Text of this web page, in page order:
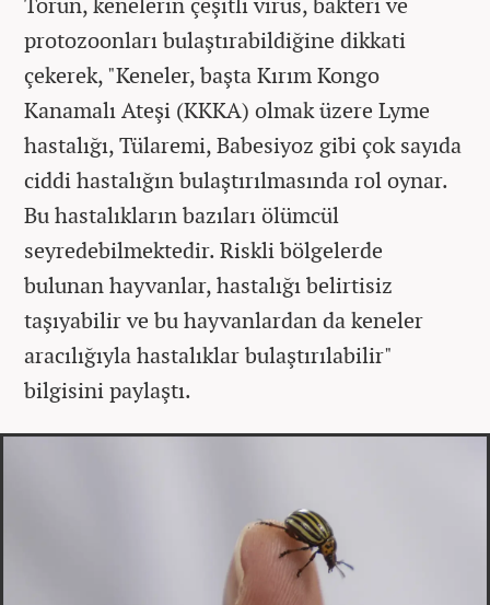
protozoonları bulaştırabildiğine dikkati
çekerek, "Keneler, başta Kırım Kongo
Kanamalı Ateşi (KKKA) olmak üzere Lyme
hastalığı, Tülaremi, Babesiyoz gibi çok sayıda
ciddi hastalığın bulaştırılmasında rol oynar.
Bu hastalıkların bazıları ölümcül
seyredebilmektedir. Riskli bölgelerde
bulunan hayvanlar, hastalığı belirtisiz
taşıyabilir ve bu hayvanlardan da keneler
aracılığıyla hastalıklar bulaştırılabilir"
bilgisini paylaştı.